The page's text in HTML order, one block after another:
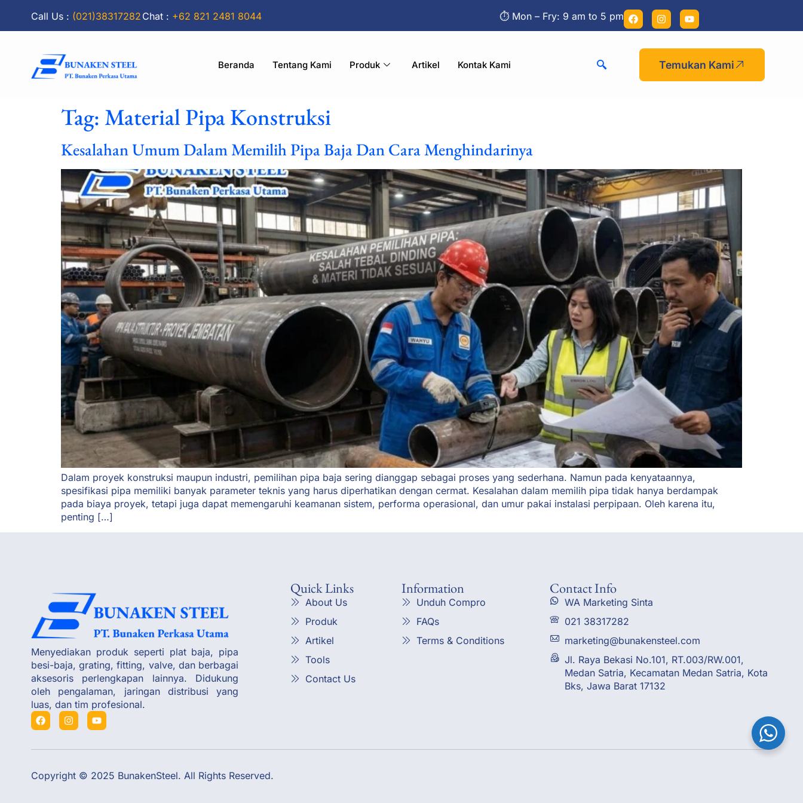
Call Us : (021)38317282 Chat : +62 821 2481 8044 ⏱︎ Mon – Fry: 9 am to 5 pm
Beranda Tentang Kami Produk Artikel Kontak Kami Temukan Kami
Tag: Material Pipa Konstruksi
Kesalahan Umum Dalam Memilih Pipa Baja Dan Cara Menghindarinya
Dalam proyek konstruksi maupun industri, pemilihan pipa baja sering dianggap sebagai proses yang sederhana. Namun pada kenyataannya,
spesifikasi pipa memiliki banyak parameter teknis yang harus diperhatikan dengan cermat. Kesalahan dalam memilih pipa tidak hanya berdampak
pada biaya proyek, tetapi juga dapat memengaruhi keamanan sistem, performa operasional, dan umur pakai instalasi perpipaan. Oleh karena itu,
penting […]
Menyediakan produk seperti plat baja, pipa
besi-baja, grating, fitting, valve, dan berbagai
aksesoris perlengkapan lainnya. Didukung
oleh pengalaman, jaringan distribusi yang
luas, dan tim profesional.
Quick Links
About Us
Produk
Artikel
Tools
Contact Us
Information
Unduh Compro
FAQs
Terms & Conditions
Contact Info
WA Marketing Sinta
021 38317282
marketing@bunakensteel.com
Jl. Raya Bekasi No.101, RT.003/RW.001,
Medan Satria, Kecamatan Medan Satria, Kota
Bks, Jawa Barat 17132
Copyright © 2025 BunakenSteel. All Rights Reserved.